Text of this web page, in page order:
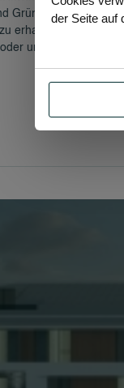
Grünflächen bieten
erhalten und die
uns kontaktieren.
der Seite auf